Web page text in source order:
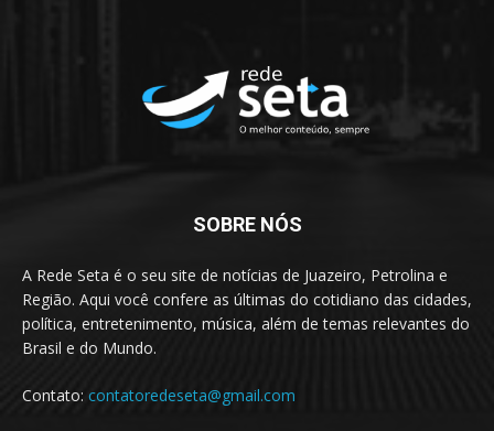
SOBRE NÓS
A Rede Seta é o seu site de notícias de Juazeiro, Petrolina e
Região. Aqui você confere as últimas do cotidiano das cidades,
política, entretenimento, música, além de temas relevantes do
Brasil e do Mundo.
Contato: contatoredeseta@gmail.com